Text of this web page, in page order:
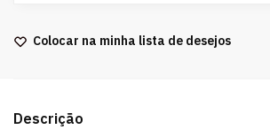
Colocar na minha lista de desejos
Descrição